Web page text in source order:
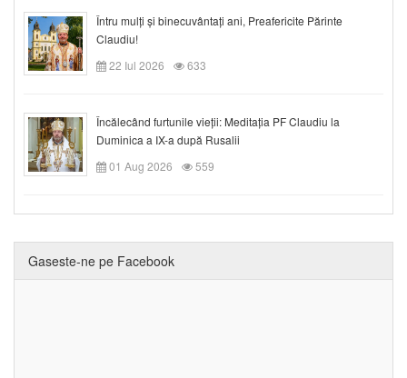
Întru mulți și binecuvântați ani, Preafericite Părinte
Claudiu!
22 Iul 2026
633
Încălecând furtunile vieții: Meditația PF Claudiu la
Duminica a IX-a după Rusalii
01 Aug 2026
559
Gaseste-ne pe Facebook